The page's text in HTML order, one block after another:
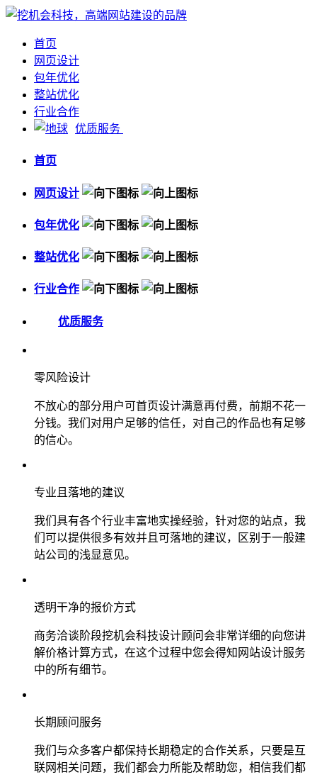
首页
网页设计
包年优化
整站优化
行业合作
优质服务
首页
网页设计
包年优化
整站优化
行业合作
优质服务
零风险设计
不放心的部分用户可首页设计满意再付费，前期不花一
分钱。我们对用户足够的信任，对自己的作品也有足够
的信心。
专业且落地的建议
我们具有各个行业丰富地实操经验，针对您的站点，我
们可以提供很多有效并且可落地的建议，区别于一般建
站公司的浅显意见。
透明干净的报价方式
商务洽谈阶段挖机会科技设计顾问会非常详细的向您讲
解价格计算方式，在这个过程中您会得知网站设计服务
中的所有细节。
长期顾问服务
我们与众多客户都保持长期稳定的合作关系，只要是互
联网相关问题，我们都会力所能及帮助您，相信我们都